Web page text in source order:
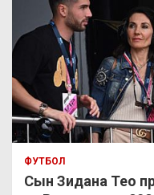
ФУТБОЛ
Сын Зидана Тео